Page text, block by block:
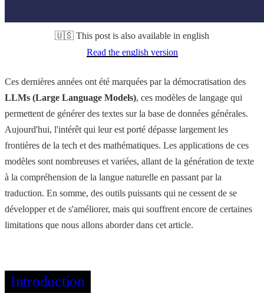
🇺🇸 This post is also available in english
Read the english version
Ces dernières années ont été marquées par la démocratisation des
LLMs (Large Language Models), ces modèles de langage qui
permettent de générer des textes sur la base de données générales.
Aujourd'hui, l'intérêt qui leur est porté dépasse largement les
frontières de la tech et des mathématiques. Les applications de ces
modèles sont nombreuses et variées, allant de la génération de texte
à la compréhension de la langue naturelle en passant par la
traduction. En somme, des outils puissants qui ne cessent de se
développer et de s'améliorer, mais qui souffrent encore de certaines
limitations que nous allons aborder dans cet article.
Introduction